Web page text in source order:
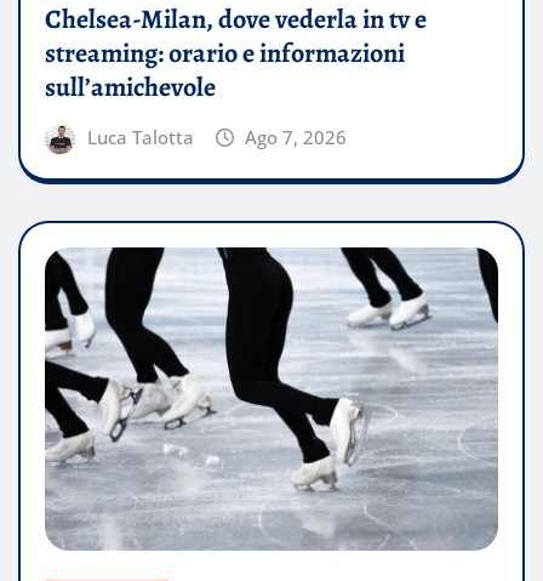
Chelsea-Milan, dove vederla in tv e
streaming: orario e informazioni
sull’amichevole
Luca Talotta Ago 7, 2026